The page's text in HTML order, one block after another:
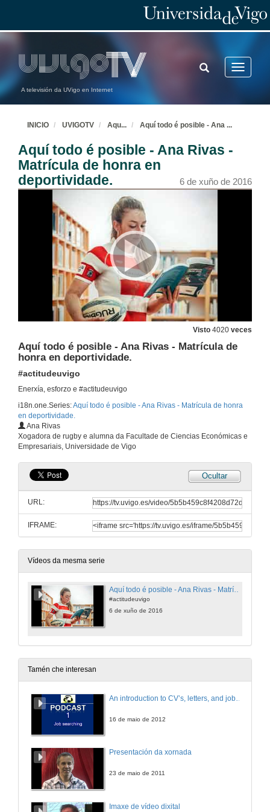
A televisión da UVigo en Internet
Toggle
TOGGLE
SEARCH
INICIO UVIGOTV Aqu... Aquí todo é posible - Ana ...
Aquí todo é posible - Ana Rivas -
Matrícula de honra en
deportividade.
6 de xuño de 2016
Visto 4020 veces
Aquí todo é posible - Ana Rivas - Matrícula de
honra en deportividade.
#actitudeuvigo
Enerxía, esforzo e #actitudeuvigo
i18n.one.Series:Aquí todo é posible - Ana Rivas - Matrícula de honra
en deportividade.
Ana Rivas
Xogadora de rugby e alumna da Facultade de Ciencias Económicas e
Empresariais, Universidade de Vigo
Ocultar
URL:
IFRAME:
Vídeos da mesma serie
Aquí todo é posible - Ana Rivas - Matrícula de honra en deportividade.
#actitudeuvigo
6 de xuño de 2016
Tamén che interesan
16 de maio de 2012
Presentación da xornada
23 de maio de 2011
Imaxe de vídeo dixital